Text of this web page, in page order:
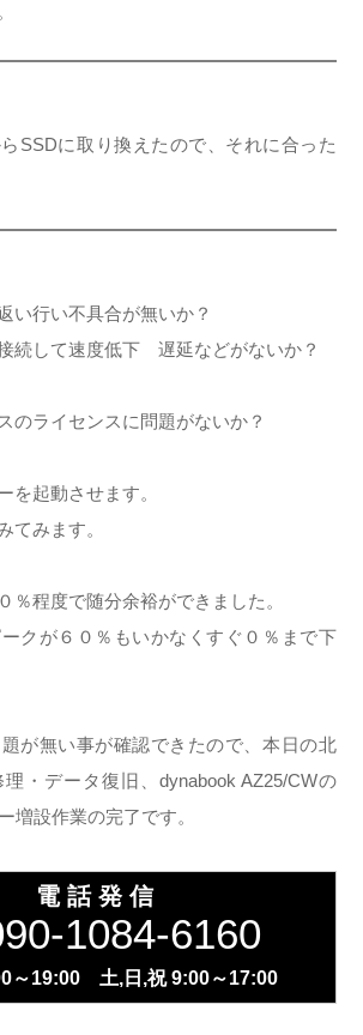
SSDに取り換えたので、それに合った
い行い不具合が無いか？
続して速度低下 遅延などがないか？
ライセンスに問題がないか？
を起動させます。
てみます。
％程度で随分余裕ができました。
クが６０％もいかなくすぐ０％まで下
が無い事が確認できたので、本日の北
・データ復旧、dynabook AZ25/CWの
増設作業の完了です。
電 話 発 信
1084-6160
～19:00 土,日,祝 9:00～17:00